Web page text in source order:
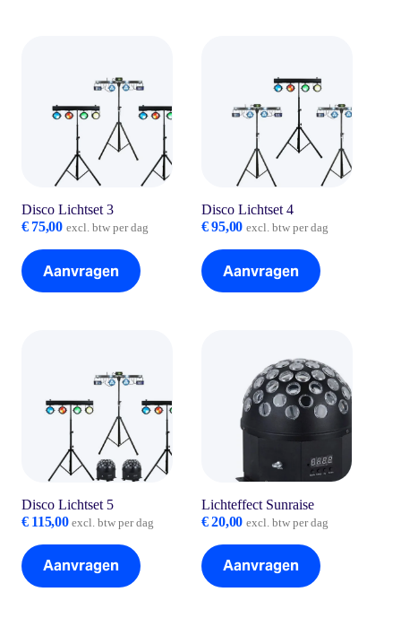
Disco Lichtset 3
€75,00 excl. btw per dag
Aanvragen
Disco Lichtset 4
€95,00 excl. btw per dag
Aanvragen
Disco Lichtset 5
€115,00 excl. btw per dag
Aanvragen
Lichteffect Sunraise
€20,00 excl. btw per dag
Aanvragen